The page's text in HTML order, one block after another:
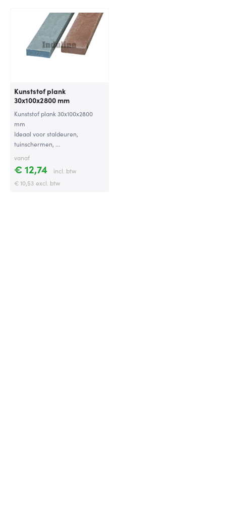
Kunststof plank
30x100x2800 mm
Kunststof plank 30x100x2800
mm
Ideaal voor staldeuren,
tuinschermen, ...
vanaf
€ 12,74
incl. btw
€ 10,53 excl. btw